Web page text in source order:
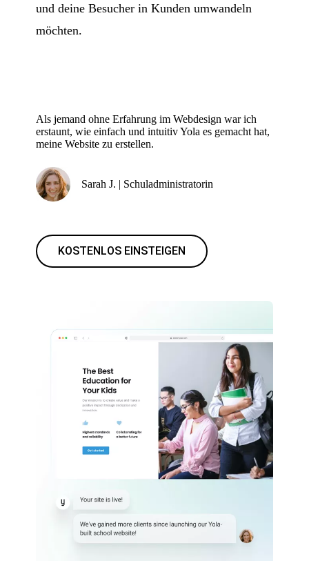
und deine Besucher in Kunden umwandeln
möchten.
Als jemand ohne Erfahrung im Webdesign war ich
erstaunt, wie einfach und intuitiv Yola es gemacht hat,
meine Website zu erstellen.
Sarah J. | Schuladministratorin
KOSTENLOS EINSTEIGEN